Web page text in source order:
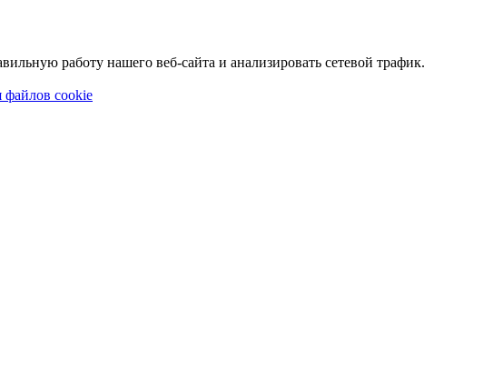
работу нашего веб-сайта и анализировать сетевой трафик.
файлов cookie